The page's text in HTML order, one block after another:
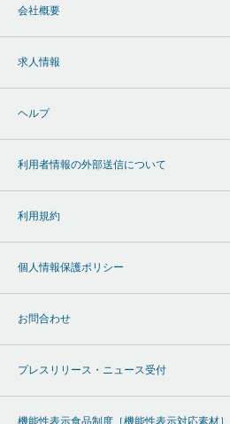
会社概要
求人情報
ヘルプ
利用者情報の外部送信について
利用規約
個人情報保護ポリシー
お問合わせ
プレスリリース・ニュース受付